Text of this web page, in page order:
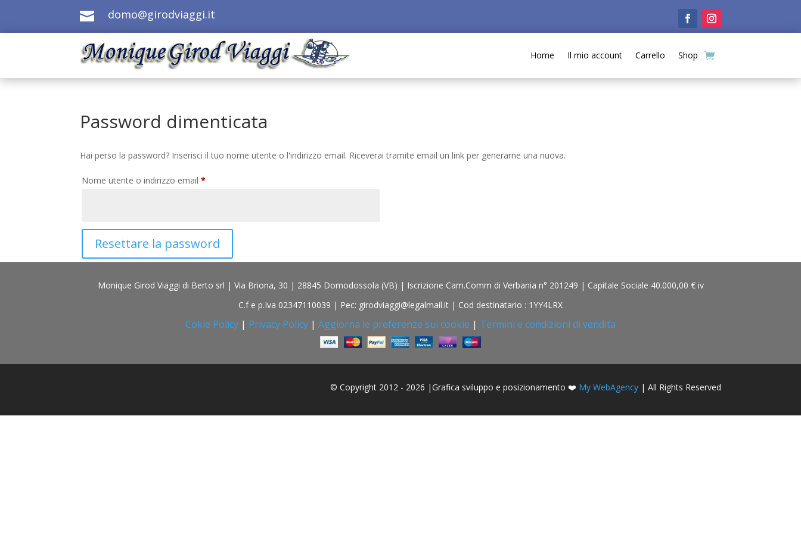
 domo@girodviaggi.it
Home Il mio account Carrello Shop
Password dimenticata
Hai perso la password? Inserisci il tuo nome utente o l'indirizzo email. Riceverai tramite email un link per generarne una nuova.
Nome utente o indirizzo email*
Resettare la password
Monique Girod Viaggi di Berto srl | Via Briona, 30 | 28845 Domodossola (VB) | Iscrizione Cam.Comm di Verbania n° 201249 | Capitale Sociale 40.000,00 € iv
C.f e p.Iva 02347110039 | Pec: girodviaggi@legalmail.it | Cod destinatario : 1YY4LRX
Cokie Policy | Privacy Policy | Aggiorna le preferenze sui cookie | Termini e condizioni di vendita
© Copyright 2012 - 2026 |Grafica sviluppo e posizionamento ❤️ My WebAgency| All Rights Reserved